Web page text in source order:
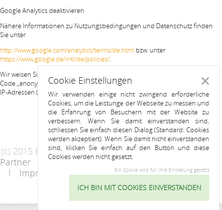
Google Analytics deaktivieren
Nähere Informationen zu Nutzungsbedingungen und Datenschutz finden
Sie unter
http://www.google.com/analytics/terms/de.html bzw. unter
https://www.google.de/intl/de/policies/.
Wir weisen Sie darauf hin, dass auf dieser Website Google Analytics um den
Code „anonymizeIp“ erweitert wurde, um eine anonymisierte Erfassung von
IP-Adressen (sog. IP-Masking) zu gewährleisten.
(c) 2015 by Riess Apartments
Partner
AGB
Datenschutzerklärung
Impressum
Kontakt
Cookie
Cookie Einstellungen
Wir verwenden einige nicht zwingend erforderliche
Cookies, um die Leistunge der Webseite zu messen und
die Erfahrung von Besuchern mit der Website zu
verbessern. Wenn Sie damit einverstanden sind,
schliessen Sie einfach diesen Dialog (Standard: Cookies
werden akzeptiert). Wenn Sie damit nicht einverstanden
sind, klicken Sie einfach auf den Button und diese
Cookies werden nicht gesetzt.
Ein Cookie wird für Ihre Einstellung gesetzt
ICH BIN MIT COOKIES EINVERSTANDEN